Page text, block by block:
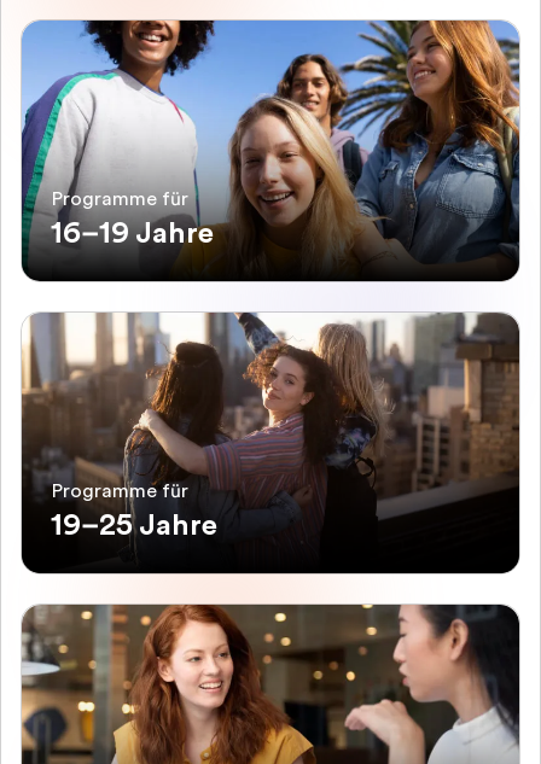
Programme für
16–19 Jahre
Programme für
19–25 Jahre